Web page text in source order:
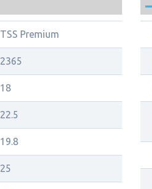
TSS Premium
2365
18
22.5
19.8
25